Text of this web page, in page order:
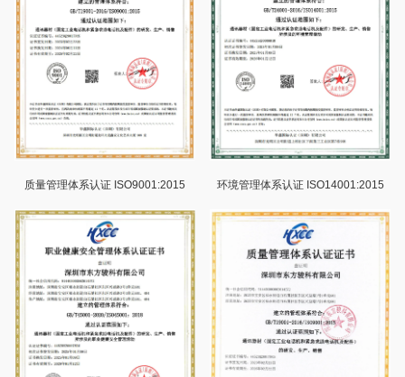
质量管理体系认证 ISO9001:2015 环境管理体系认证 ISO14001:2015